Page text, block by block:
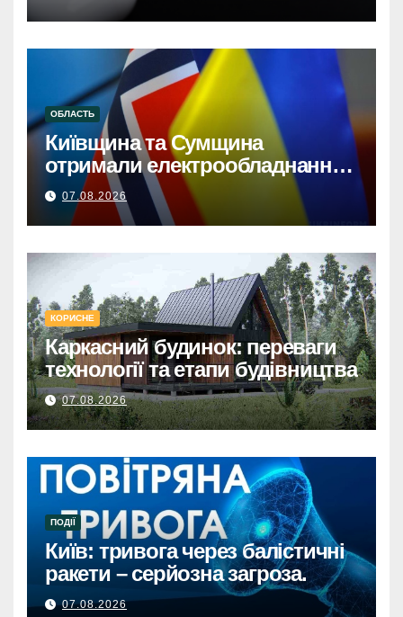
ОБЛАСТЬ
Київщина та Сумщина
отримали електрообладнання
від НорвегіїКиївщина та
Сумщина: Норвезька допомога
з електрообладнанням для
відновлення.
07.08.2026
КОРИСНЕ
Каркасний будинок: переваги
технології та етапи будівництва
07.08.2026
ПОДІЇ
Київ: тривога через балістичні
ракети – серйозна загроза.
07.08.2026